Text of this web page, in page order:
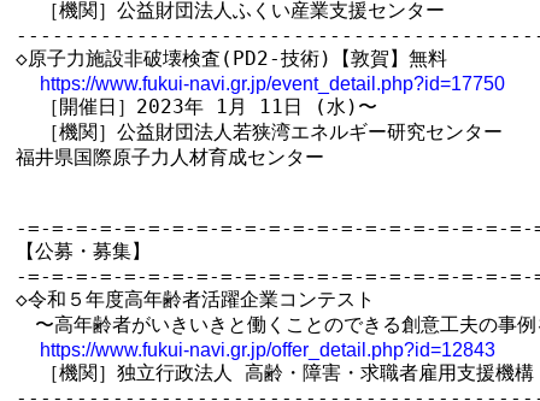
  ［機関］公益財団法人ふくい産業支援センター
◇原子力施設非破壊検査(PD2-技術)【敦賀】無料
https://www.fukui-navi.gr.jp/event_detail.php?id=17750
  ［開催日］2023年 1月 11日 (水)〜
  ［機関］公益財団法人若狭湾エネルギー研究センター
福井県国際原子力人材育成センター
-=-=-=-=-=-=-=-=-=-=-=-=-=-=-=-=-=-=-=-=-
【公募・募集】
-=-=-=-=-=-=-=-=-=-=-=-=-=-=-=-=-=-=-=-=-
◇令和５年度高年齢者活躍企業コンテスト
〜高年齢者がいきいきと働くことのできる創意工夫の事
https://www.fukui-navi.gr.jp/offer_detail.php?id=12843
［機関］独立行政法人 高齢・障害・求職者雇用支援機